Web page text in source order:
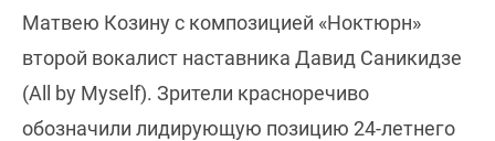
Матвею Козину с композицией «Ноктюрн»
второй вокалист наставника Давид Саникидзе
(All by Myself). Зрители красноречиво
обозначили лидирующую позицию 24-летнего